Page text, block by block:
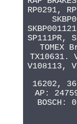
RP0291,
SP111PR,
TOMEX
TX10631.
V108113,
16202,
AP: